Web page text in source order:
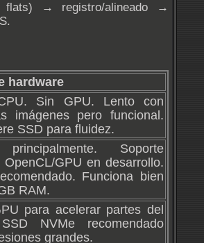
flats) → registro/alineado →
hardware
Sin GPU. Lento con
imágenes pero funcional.
SSD para fluidez.
Soporte
OpenCL/GPU en desarrollo.
Funciona bien
RAM.
para acelerar partes del
NVMe recomendado
grandes.